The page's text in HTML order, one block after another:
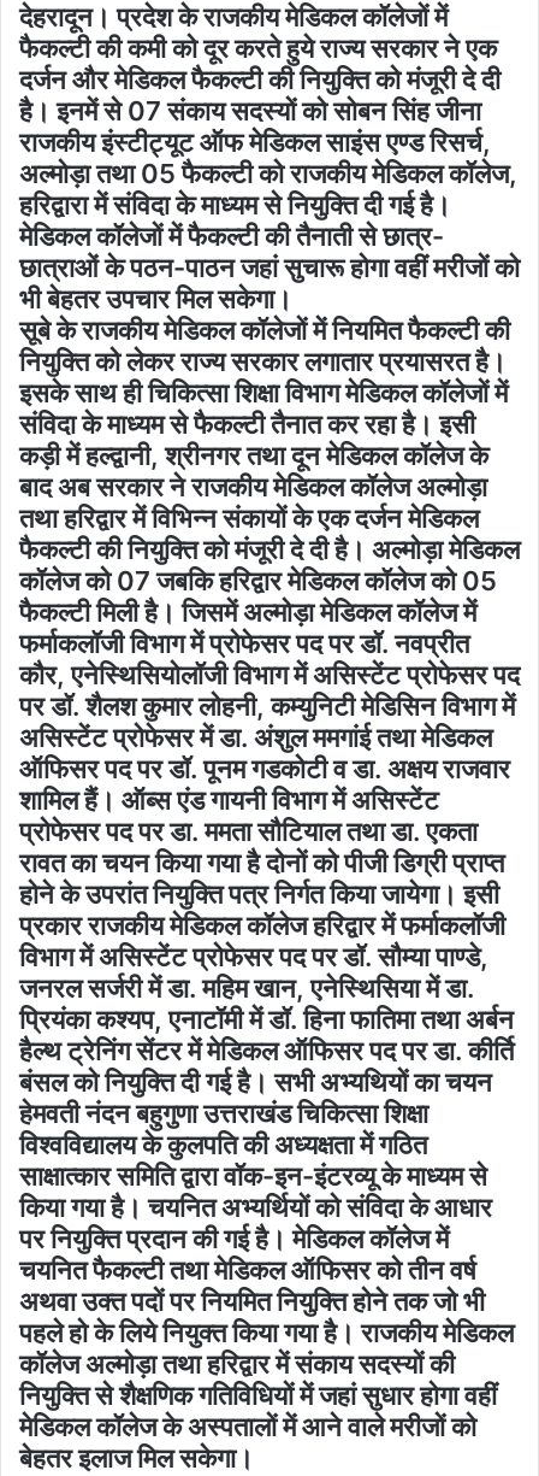
देहरादून। प्रदेश के राजकीय मेडिकल कॉलेजों में
फैकल्टी की कमी को दूर करते हुये राज्य सरकार ने एक
दर्जन और मेडिकल फैकल्टी की नियुक्ति को मंजूरी दे दी
है। इनमें से 07 संकाय सदस्यों को सोबन सिंह जीना
राजकीय इंस्टीट्यूट ऑफ मेडिकल साइंस एण्ड रिसर्च,
अल्मोड़ा तथा 05 फैकल्टी को राजकीय मेडिकल कॉलेज,
हरिद्वारा में संविदा के माध्यम से नियुक्ति दी गई है।
मेडिकल कॉलेजों में फैकल्टी की तैनाती से छात्र-
छात्राओं के पठन-पाठन जहां सुचारू होगा वहीं मरीजों को
भी बेहतर उपचार मिल सकेगा।
सूबे के राजकीय मेडिकल कॉलेजों में नियमित फैकल्टी की
नियुक्ति को लेकर राज्य सरकार लगातार प्रयासरत है।
इसके साथ ही चिकित्सा शिक्षा विभाग मेडिकल कॉलेजों में
संविदा के माध्यम से फैकल्टी तैनात कर रहा है। इसी
कड़ी में हल्द्वानी, श्रीनगर तथा दून मेडिकल कॉलेज के
बाद अब सरकार ने राजकीय मेडिकल कॉलेज अल्मोड़ा
तथा हरिद्वार में विभिन्न संकायों के एक दर्जन मेडिकल
फैकल्टी की नियुक्ति को मंजूरी दे दी है। अल्मोड़ा मेडिकल
कॉलेज को 07 जबकि हरिद्वार मेडिकल कॉलेज को 05
फैकल्टी मिली है। जिसमें अल्मोड़ा मेडिकल कॉलेज में
फर्माकलॉजी विभाग में प्रोफेसर पद पर डॉ. नवप्रीत
कौर, एनेस्थिसियोलॉजी विभाग में असिस्टेंट प्रोफेसर पद
पर डॉ. शैलश कुमार लोहनी, कम्युनिटी मेडिसिन विभाग में
असिस्टेंट प्रोफेसर में डा. अंशुल ममगांई तथा मेडिकल
ऑफिसर पद पर डॉ. पूनम गडकोटी व डा. अक्षय राजवार
शामिल हैं। ऑब्स एंड गायनी विभाग में असिस्टेंट
प्रोफेसर पद पर डा. ममता सौटियाल तथा डा. एकता
रावत का चयन किया गया है दोनों को पीजी डिग्री प्राप्त
होने के उपरांत नियुक्ति पत्र निर्गत किया जायेगा। इसी
प्रकार राजकीय मेडिकल कॉलेज हरिद्वार में फर्माकलॉजी
विभाग में असिस्टेंट प्रोफेसर पद पर डॉ. सौम्या पाण्डे,
जनरल सर्जरी में डा. महिम खान, एनेस्थिसिया में डा.
प्रियंका कश्यप, एनाटॉमी में डॉ. हिना फातिमा तथा अर्बन
हैल्थ ट्रेनिंग सेंटर में मेडिकल ऑफिसर पद पर डा. कीर्ति
बंसल को नियुक्ति दी गई है। सभी अभ्यथियों का चयन
हेमवती नंदन बहुगुणा उत्तराखंड चिकित्सा शिक्षा
विश्वविद्यालय के कुलपति की अध्यक्षता में गठित
साक्षात्कार समिति द्वारा वॉक-इन-इंटरव्यू के माध्यम से
किया गया है। चयनित अभ्यर्थियों को संविदा के आधार
पर नियुक्ति प्रदान की गई है। मेडिकल कॉलेज में
चयनित फैकल्टी तथा मेडिकल ऑफिसर को तीन वर्ष
अथवा उक्त पदों पर नियमित नियुक्ति होने तक जो भी
पहले हो के लिये नियुक्त किया गया है। राजकीय मेडिकल
कॉलेज अल्मोड़ा तथा हरिद्वार में संकाय सदस्यों की
नियुक्ति से शैक्षणिक गतिविधियों में जहां सुधार होगा वहीं
मेडिकल कॉलेज के अस्पतालों में आने वाले मरीजों को
बेहतर इलाज मिल सकेगा।